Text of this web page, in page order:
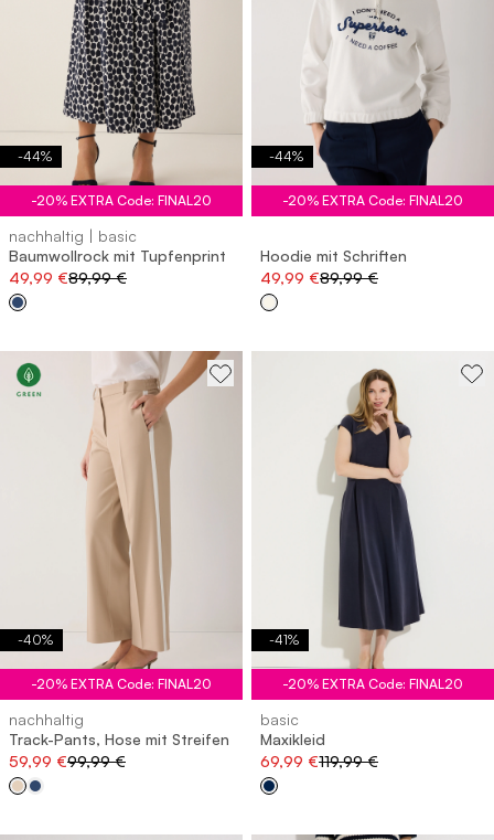
-44%
-20% EXTRA Code: FINAL20
nachhaltig | basic
Baumwollrock mit Tupfenprint
49,99 €89,99 €
-44%
-20% EXTRA Code: FINAL20
Hoodie mit Schriften
49,99 €89,99 €
-40%
-20% EXTRA Code: FINAL20
nachhaltig
Track-Pants, Hose mit Streifen
59,99 €99,99 €
-41%
-20% EXTRA Code: FINAL20
basic
Maxikleid
69,99 €119,99 €